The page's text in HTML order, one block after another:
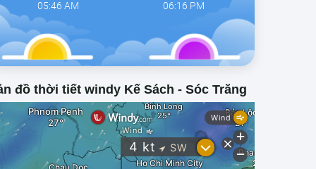
05:46 AM 06:16 PM
đồ thời tiết windy Kế Sách - Sóc Trăng